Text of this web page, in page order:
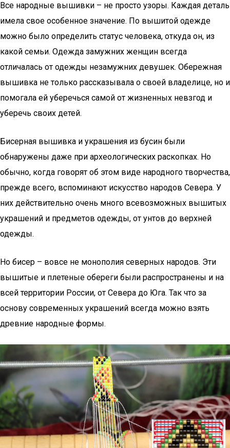
Все народные вышивки – не просто узоры. Каждая деталь
имела свое особенное значение. По вышитой одежде
можно было определить статус человека, откуда он, из
какой семьи. Одежда замужних женщин всегда
отличалась от одежды незамужних девушек. Обережная
вышивка не только рассказывала о своей владелице, но и
помогала ей уберечься самой от жизненных невзгод и
уберечь своих детей.
Бисерная вышивка и украшения из бусин были
обнаружены даже при археологических раскопках. Но
обычно, когда говорят об этом виде народного творчества,
прежде всего, вспоминают искусство народов Севера. У
них действительно очень много всевозможных вышитых
украшений и предметов одежды, от унтов до верхней
одежды.
Но бисер – вовсе не монополия северных народов. Эти
вышитые и плетеные обереги были распространены и на
всей территории России, от Севера до Юга. Так что за
основу современных украшений всегда можно взять
древние народные формы.